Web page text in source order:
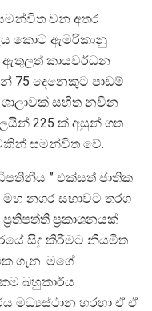
වන අතර
කොට ඇමරිකානු
ඇතුලත් කායවර්ධන
75 දෙනෙකුට පාඩම්
සහිත නවීන
225 ක් අසුන් ගත
සමන්විත වේ.
” එක්සත් ජාතික
නගර සභාවට තරග
ප්‍රකාශනයක්
සිදු කිරීමට නියමිත
ගැන. මගේ
බහුකාර්ය
මධ්‍යස්ථාන හරහා ඒ ඒ